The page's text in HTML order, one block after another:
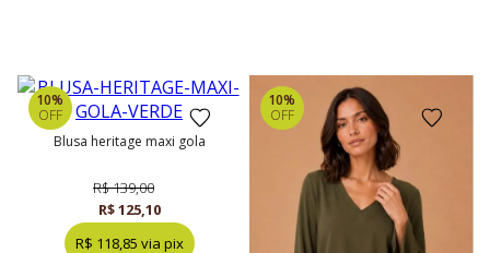
10%
OFF
blusa heritage maxi gola
R$ 139,00
R$ 125,10
R$ 118,85 via pix
10%
OFF